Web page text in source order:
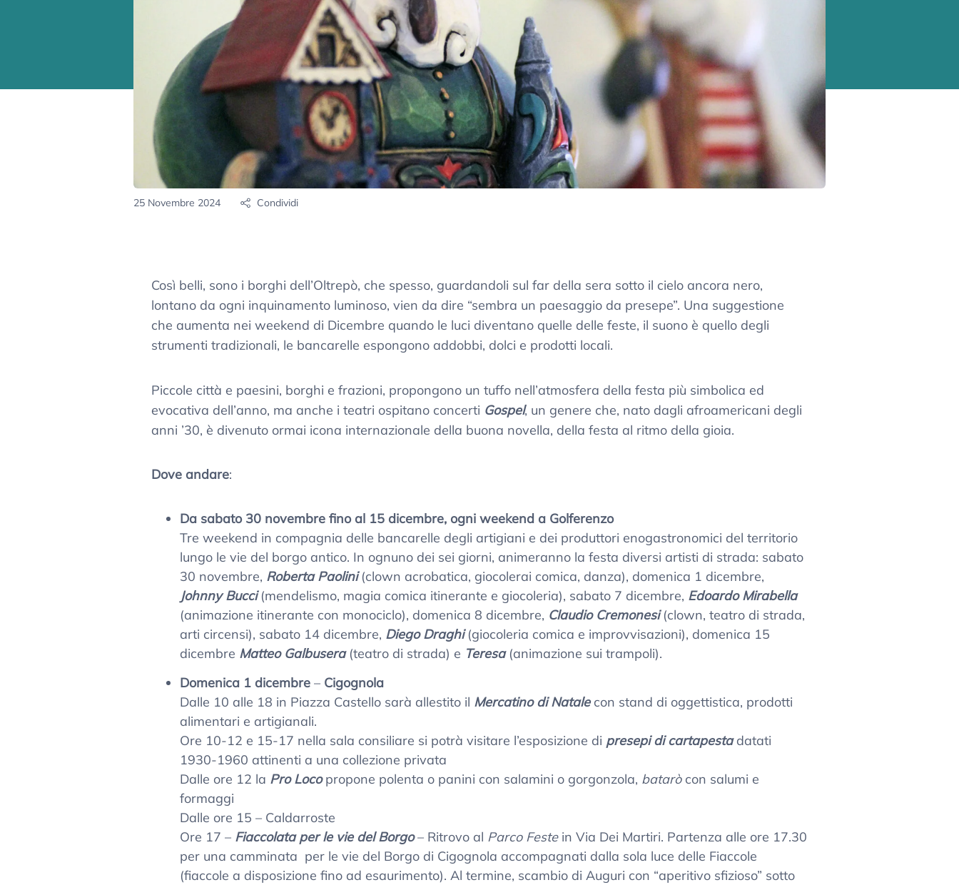
25 Novembre 2024 Condividi
Così belli, sono i borghi dell’Oltrepò, che spesso, guardandoli sul far della sera sotto il cielo ancora nero,
lontano da ogni inquinamento luminoso, vien da dire “sembra un paesaggio da presepe”. Una suggestione
che aumenta nei weekend di Dicembre quando le luci diventano quelle delle feste, il suono è quello degli
strumenti tradizionali, le bancarelle espongono addobbi, dolci e prodotti locali.
Piccole città e paesini, borghi e frazioni, propongono un tuffo nell’atmosfera della festa più simbolica ed
evocativa dell’anno, ma anche i teatri ospitano concerti Gospel, un genere che, nato dagli afroamericani degli
anni ’30, è divenuto ormai icona internazionale della buona novella, della festa al ritmo della gioia.
Dove andare:
Da sabato 30 novembre fino al 15 dicembre, ogni weekend a Golferenzo
Tre weekend in compagnia delle bancarelle degli artigiani e dei produttori enogastronomici del territorio
lungo le vie del borgo antico. In ognuno dei sei giorni, animeranno la festa diversi artisti di strada: sabato
30 novembre, Roberta Paolini(clown acrobatica, giocolerai comica, danza), domenica 1 dicembre,
Johnny Bucci(mendelismo, magia comica itinerante e giocoleria), sabato 7 dicembre, Edoardo Mirabella
(animazione itinerante con monociclo), domenica 8 dicembre, Claudio Cremonesi(clown, teatro di strada,
arti circensi), sabato 14 dicembre, Diego Draghi(giocoleria comica e improvvisazioni), domenica 15
dicembre Matteo Galbusera(teatro di strada) e Teresa(animazione sui trampoli).
Domenica 1 dicembre – Cigognola
Dalle 10 alle 18 in Piazza Castello sarà allestito il Mercatino di Natalecon stand di oggettistica, prodotti
alimentari e artigianali.
Ore 10-12 e 15-17 nella sala consiliare si potrà visitare l’esposizione di presepi di cartapestadatati
1930-1960 attinenti a una collezione privata
Dalle ore 12 la Pro Locopropone polenta o panini con salamini o gorgonzola, bataròcon salumi e
formaggi
Dalle ore 15 – Caldarroste
Ore 17 – Fiaccolata per le vie del Borgo– Ritrovo al Parco Festein Via Dei Martiri. Partenza alle ore 17.30
per una camminata per le vie del Borgo di Cigognola accompagnati dalla sola luce delle Fiaccole
(fiaccole a disposizione fino ad esaurimento). Al termine, scambio di Auguri con “aperitivo sfizioso” sotto